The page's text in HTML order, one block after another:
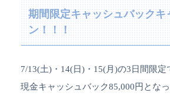
期間限定キャッシュバックキ
ン！！！
7/13(土)・14(日)・15(月)の3日間限定
現金キャッシュバック85,000円となっ